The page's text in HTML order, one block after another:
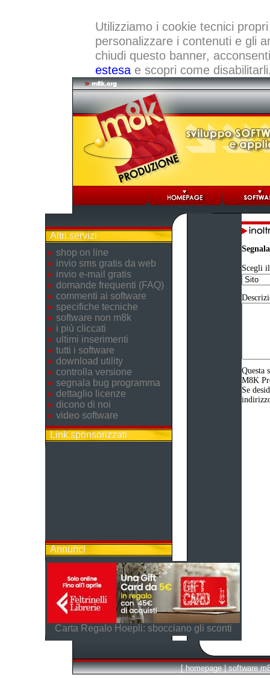
Utilizziamo i cookie tecnici
personalizzare i contenuti e gli
chiudi questo banner,
estesae scopri come
Altri servizi
shop on line
invio sms gratis da web
invio e-mail gratis
domande frequenti (FAQ)
commenti ai software
specifiche tecniche
software non m8k
i più cliccati
ultimi inserimenti
tutti i software
download utility
controlla versione
segnala bug programma
dettaglio licenze
dicono di noi
video software
Link sponsorizzati
Annunci
Carta Regalo Hoepli: sbocciano gli sconti
Scegli
Questa
M8K
Se
[ homepage | software